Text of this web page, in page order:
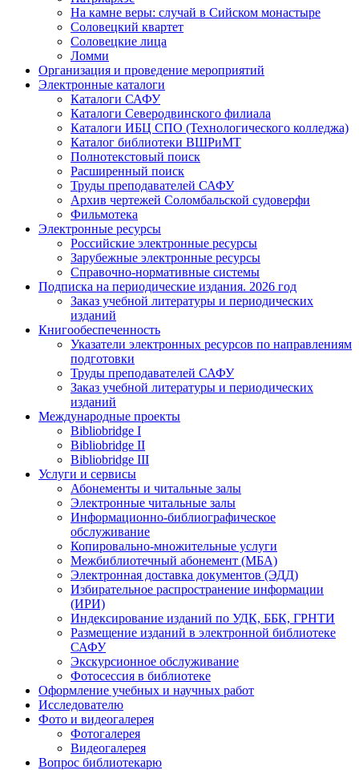
На камне веры: случай в Сийском монастыре
Соловецкий квартет
Соловецкие лица
Ломми
Организация и проведение мероприятий
Электронные каталоги
Каталоги САФУ
Каталоги Северодвинского филиала
Каталоги ИБЦ СПО (Технологического колледжа)
Каталог библиотеки ВШРиМТ
Полнотекстовый поиск
Расширенный поиск
Труды преподавателей САФУ
Архив чертежей Соломбальской судоверфи
Фильмотека
Электронные ресурсы
Российские электронные ресурсы
Зарубежные электронные ресурсы
Справочно-нормативные системы
Подписка на периодические издания. 2026 год
Заказ учебной литературы и периодических
изданий
Книгообеспеченность
Указатели электронных ресурсов по направлениям
подготовки
Труды преподавателей САФУ
Заказ учебной литературы и периодических
изданий
Международные проекты
Bibliobridge I
Bibliobridge II
Bibliobridge III
Услуги и сервисы
Абонементы и читальные залы
Электронные читальные залы
Информационно-библиографическое
обслуживание
Копировально-множительные услуги
Межбиблиотечный абонемент (МБА)
Электронная доставка документов (ЭДД)
Избирательное распространение информации
(ИРИ)
Индексирование изданий по УДК, ББК, ГРНТИ
Размещение изданий в электронной библиотеке
САФУ
Экскурсионное обслуживание
Фотосессия в библиотеке
Оформление учебных и научных работ
Исследователю
Фото и видеогалерея
Фотогалерея
Видеогалерея
Вопрос библиотекарю